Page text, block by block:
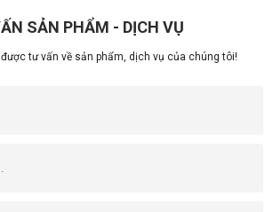
SẢN PHẨM - DỊCH VỤ
tư vấn về sản phẩm, dịch vụ của chúng tôi!